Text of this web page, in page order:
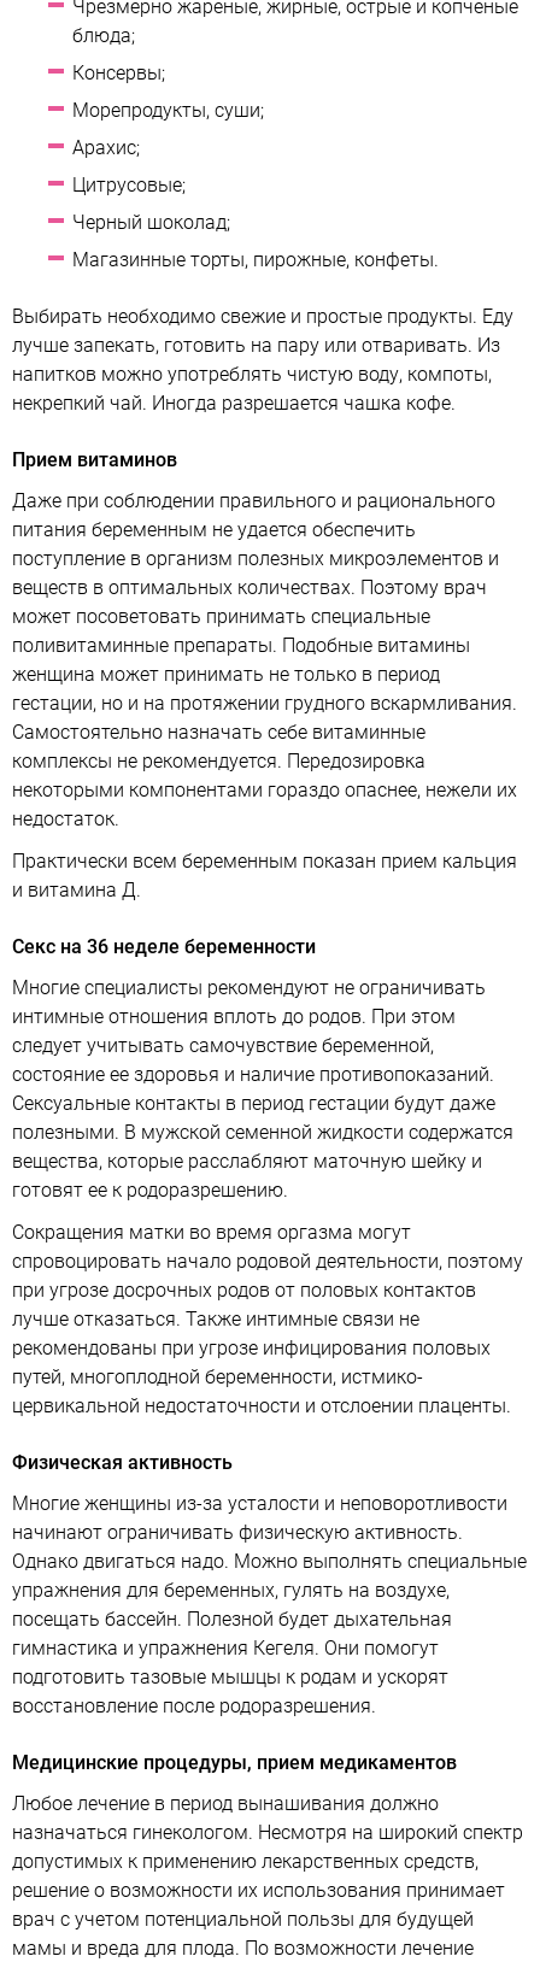
Чрезмерно жареные, жирные, острые и копченые
блюда;
Консервы;
Морепродукты, суши;
Арахис;
Цитрусовые;
Черный шоколад;
Магазинные торты, пирожные, конфеты.
Выбирать необходимо свежие и простые продукты. Еду
лучше запекать, готовить на пару или отваривать. Из
напитков можно употреблять чистую воду, компоты,
некрепкий чай. Иногда разрешается чашка кофе.
Прием витаминов
Даже при соблюдении правильного и рационального
питания беременным не удается обеспечить
поступление в организм полезных микроэлементов и
веществ в оптимальных количествах. Поэтому врач
может посоветовать принимать специальные
поливитаминные препараты. Подобные витамины
женщина может принимать не только в период
гестации, но и на протяжении грудного вскармливания.
Самостоятельно назначать себе витаминные
комплексы не рекомендуется. Передозировка
некоторыми компонентами гораздо опаснее, нежели их
недостаток.
Практически всем беременным показан прием кальция
и витамина Д.
Секс на 36 неделе беременности
Многие специалисты рекомендуют не ограничивать
интимные отношения вплоть до родов. При этом
следует учитывать самочувствие беременной,
состояние ее здоровья и наличие противопоказаний.
Сексуальные контакты в период гестации будут даже
полезными. В мужской семенной жидкости содержатся
вещества, которые расслабляют маточную шейку и
готовят ее к родоразрешению.
Сокращения матки во время оргазма могут
спровоцировать начало родовой деятельности, поэтому
при угрозе досрочных родов от половых контактов
лучше отказаться. Также интимные связи не
рекомендованы при угрозе инфицирования половых
путей, многоплодной беременности, истмико-
цервикальной недостаточности и отслоении плаценты.
Физическая активность
Многие женщины из-за усталости и неповоротливости
начинают ограничивать физическую активность.
Однако двигаться надо. Можно выполнять специальные
упражнения для беременных, гулять на воздухе,
посещать бассейн. Полезной будет дыхательная
гимнастика и упражнения Кегеля. Они помогут
подготовить тазовые мышцы к родам и ускорят
восстановление после родоразрешения.
Медицинские процедуры, прием медикаментов
Любое лечение в период вынашивания должно
назначаться гинекологом. Несмотря на широкий спектр
допустимых к применению лекарственных средств,
решение о возможности их использования принимает
врач с учетом потенциальной пользы для будущей
мамы и вреда для плода. По возможности лечение